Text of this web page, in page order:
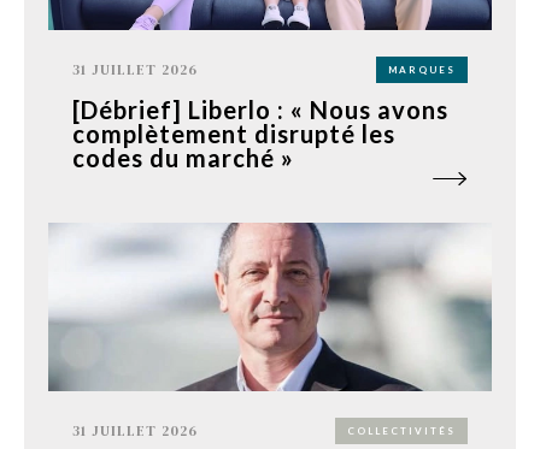
31 JUILLET 2026 MARQUES
[Débrief] Liberlo : « Nous avons
complètement disrupté les
codes du marché »
31 JUILLET 2026 COLLECTIVITÉS